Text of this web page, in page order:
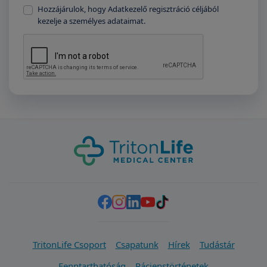
Hozzájárulok, hogy Adatkezelő regisztráció céljából
kezelje a személyes adataimat.
TritonLife Csoport Csapatunk Hírek
Tudástár